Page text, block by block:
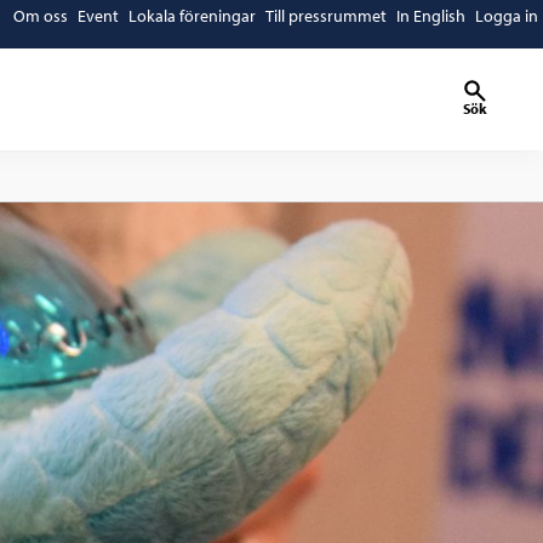
Om oss Event Lokala föreningar Till pressrummet In English Logga in
Sök